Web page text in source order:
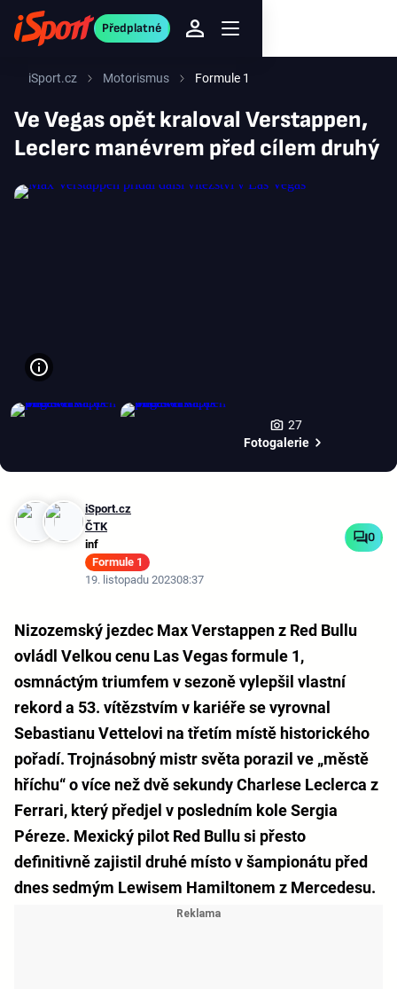
Předplatné
iSport.cz Motorismus Formule 1
Ve Vegas opět kraloval Verstappen,
Leclerc manévrem před cílem druhý
27
Fotogalerie
iSport.cz
ČTK
inf
Formule 1
19. listopadu 202308:37
0
Nizozemský jezdec Max Verstappen z Red Bullu
ovládl Velkou cenu Las Vegas formule 1,
osmnáctým triumfem v sezoně vylepšil vlastní
rekord a 53. vítězstvím v kariéře se vyrovnal
Sebastianu Vettelovi na třetím místě historického
pořadí. Trojnásobný mistr světa porazil ve „městě
hříchu“ o více než dvě sekundy Charlese Leclerca z
Ferrari, který předjel v posledním kole Sergia
Péreze. Mexický pilot Red Bullu si přesto
definitivně zajistil druhé místo v šampionátu před
dnes sedmým Lewisem Hamiltonem z Mercedesu.